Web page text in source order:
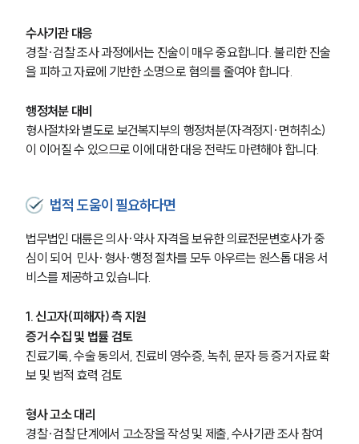
의료전문변호사
언론보도
법률서식
뉴스레터/브로슈어
세미나
대륜법률상담예약
대륜법률상담예약
수사기관 대응
경찰·검찰 조사 과정에서는 진술이 매우 중요합니다. 불리한 진술
을 피하고 자료에 기반한 소명으로 혐의를 줄여야 합니다.
행정처분 대비
형사절차와 별도로 보건복지부의 행정처분(자격정지·면허취소)
이 이어질 수 있으므로 이에 대한 대응 전략도 마련해야 합니다.
법적 도움이 필요하다면
법무법인 대륜은 의사·약사 자격을 보유한 의료전문변호사가 중
심이 되어  민사·형사·행정 절차를 모두 아우르는 원스톱 대응 서
비스를 제공하고 있습니다.
1. 신고자(피해자) 측 지원
증거 수집 및 법률 검토
진료기록, 수술 동의서, 진료비 영수증, 녹취, 문자 등 증거 자료 확
보 및 법적 효력 검토
형사 고소 대리
경찰·검찰 단계에서 고소장을 작성 및 제출, 수사기관 조사 참여